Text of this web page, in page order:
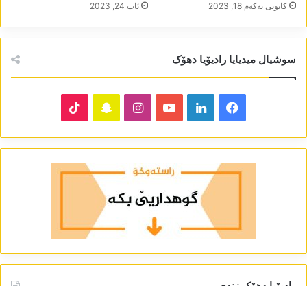
كانونی یه‌كه‌م 18, 2023 ئاب 24, 2023
سوشیال میدیایا رادیۆیا دھۆک
Facebook
LinkedIn
YouTube
Instagram
Snapchat